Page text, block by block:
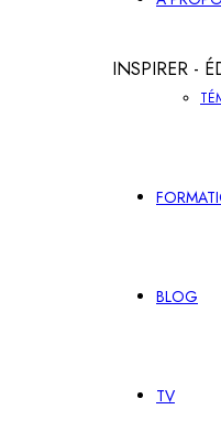
INSPIRER -
BLOG
TV